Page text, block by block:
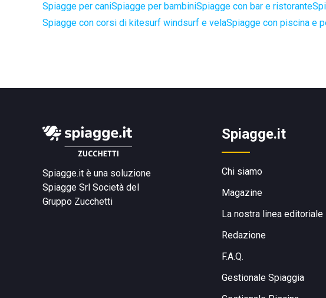
Spiagge per caniSpiagge per bambiniSpiagge con bar e ristorante
Spiagge con corsi di kitesurf windsurf e velaSpiagge con piscina e
Spiagge.it è una soluzione
Spiagge Srl Società del
Gruppo Zucchetti
Spiagge.it
Chi siamo
Magazine
La nostra linea editoriale
Redazione
F.A.Q.
Gestionale Spiaggia